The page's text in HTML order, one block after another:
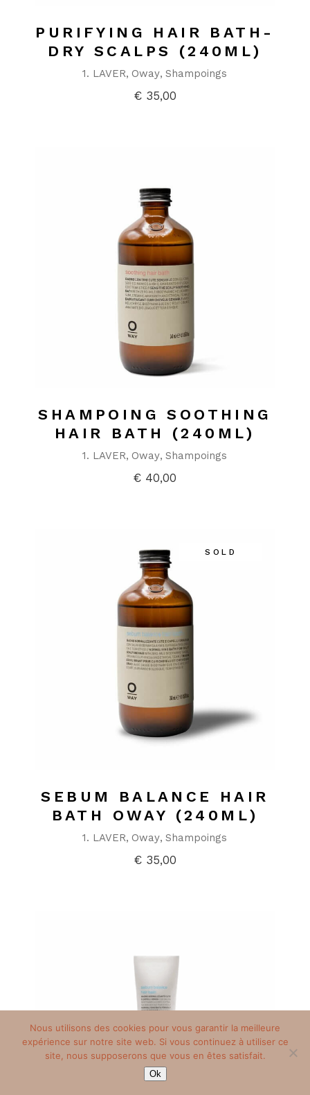
PURIFYING HAIR BATH-
DRY SCALPS (240ML)
1. LAVER Oway Shampoings
€35,00
SHAMPOING SOOTHING
HAIR BATH (240ML)
1. LAVER Oway Shampoings
€ 40,00
SOLD
SEBUM BALANCE HAIR
BATH OWAY (240ML)
1. LAVER Oway Shampoings
€35,00
Nous utilisons des cookies pour vous garantir la meilleure
expérience sur notre site web. Si vous continuez à utiliser ce
site, nous supposerons que vous en êtes satisfait.
Ok